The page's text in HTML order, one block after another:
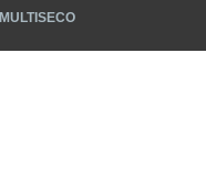
MULTISECO